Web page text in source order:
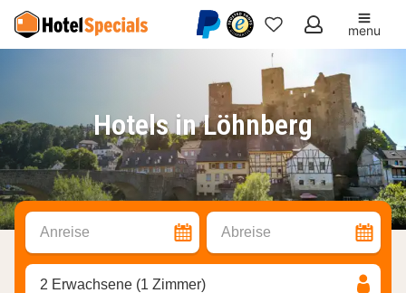
Meine
Favoriten
menu
Hotels in Löhnberg
Anreise Abreise
2 Erwachsene (1 Zimmer)